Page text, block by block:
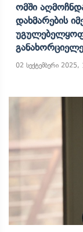
Ომში
Დახმარების
02 სექტემბერი